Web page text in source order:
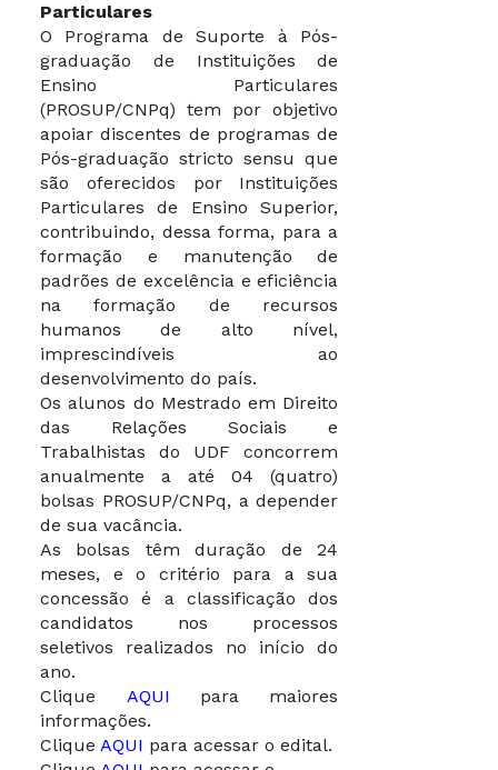
Particulares
O Programa de Suporte à Pós-
graduação de Instituições de
Ensino Particulares
(PROSUP/CNPq) tem por objetivo
apoiar discentes de programas de
Pós-graduação stricto sensu que
são oferecidos por Instituições
Particulares de Ensino Superior,
contribuindo, dessa forma, para a
formação e manutenção de
padrões de excelência e eficiência
na formação de recursos
humanos de alto nível,
imprescindíveis ao
desenvolvimento do país.
Os alunos do Mestrado em Direito
das Relações Sociais e
Trabalhistas do UDF concorrem
anualmente a até 04 (quatro)
bolsas PROSUP/CNPq, a depender
de sua vacância.
As bolsas têm duração de 24
meses, e o critério para a sua
concessão é a classificação dos
candidatos nos processos
seletivos realizados no início do
ano.
Clique AQUI
para maiores
informações.
Clique AQUI para acessar o edital.